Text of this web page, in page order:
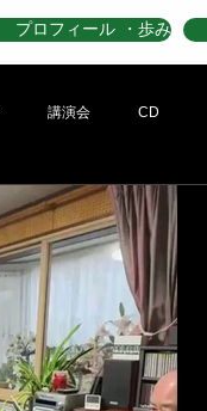
プロフィール ・歩み
講演会 CD